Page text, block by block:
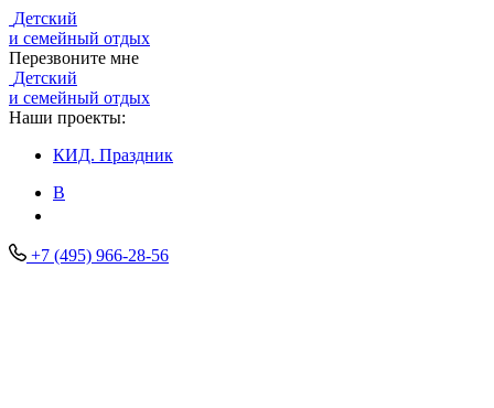
Детский
и семейный отдых
Перезвоните мне
Детский
и семейный отдых
Наши проекты:
КИД. Праздник
В
+7 (495) 966-28-56